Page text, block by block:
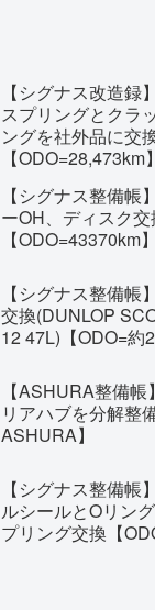
【シグナス改造録
スプリングとクラ
ングを社外品に交
【ODO=28,473km】
【シグナス整備帳
ーOH、ディスク交
【ODO=43370km】
【シグナス整備帳
交換(DUNLOP
12 47L)【ODO=約
【ASHURA整備
リアハブを分解整
ASHURA】
【シグナス整備帳
ルシールとOリン
プリング交換【